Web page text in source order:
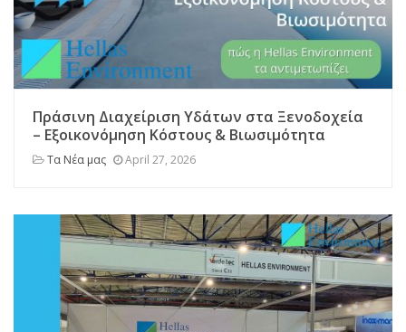
Πράσινη Διαχείριση Υδάτων στα Ξενοδοχεία
– Εξοικονόμηση Κόστους & Βιωσιμότητα
Τα Νέα μας April 27, 2026